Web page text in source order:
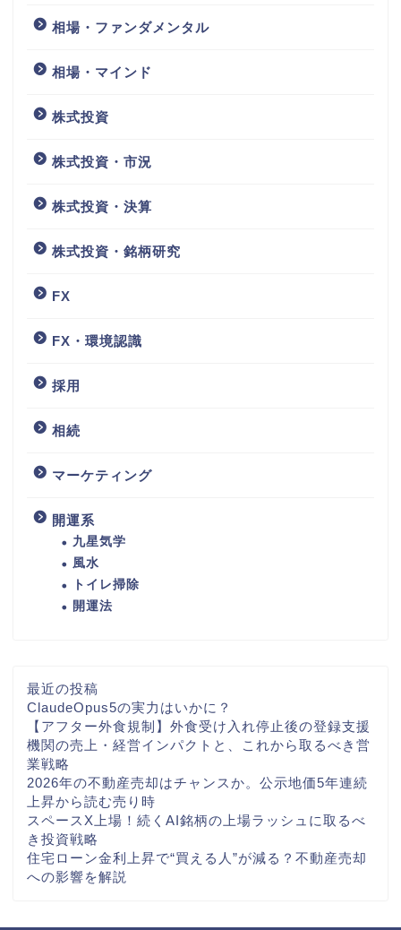
相場・ファンダメンタル
相場・マインド
株式投資
株式投資・市況
株式投資・決算
株式投資・銘柄研究
FX
FX・環境認識
採用
相続
マーケティング
開運系
九星気学
風水
トイレ掃除
開運法
最近の投稿
ClaudeOpus5の実力はいかに？
【アフター外食規制】外食受け入れ停止後の登録支援
機関の売上・経営インパクトと、これから取るべき営
業戦略
2026年の不動産売却はチャンスか。公示地価5年連続
上昇から読む売り時
スペースX上場！続くAI銘柄の上場ラッシュに取るべ
き投資戦略
住宅ローン金利上昇で“買える人”が減る？不動産売却
への影響を解説